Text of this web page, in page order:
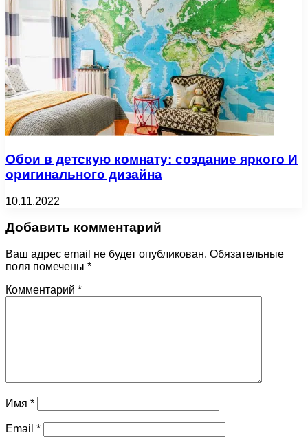
Обои в детскую комнату: создание яркого И
оригинального дизайна
10.11.2022
Добавить комментарий
Ваш адрес email не будет опубликован. Обязательные
поля помечены *
Комментарий *
Имя *
Email *